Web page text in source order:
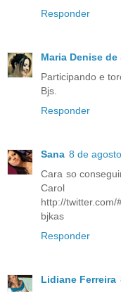
Responder
Maria Denise de
Participando e
Bjs.
Responder
Sana 8 de
Cara so
Carol
http://
bjkas
Responder
Lidiane Ferreira